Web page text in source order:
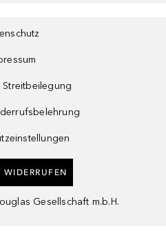
WIDERRUFEN
Gesellschaft m.b.H.